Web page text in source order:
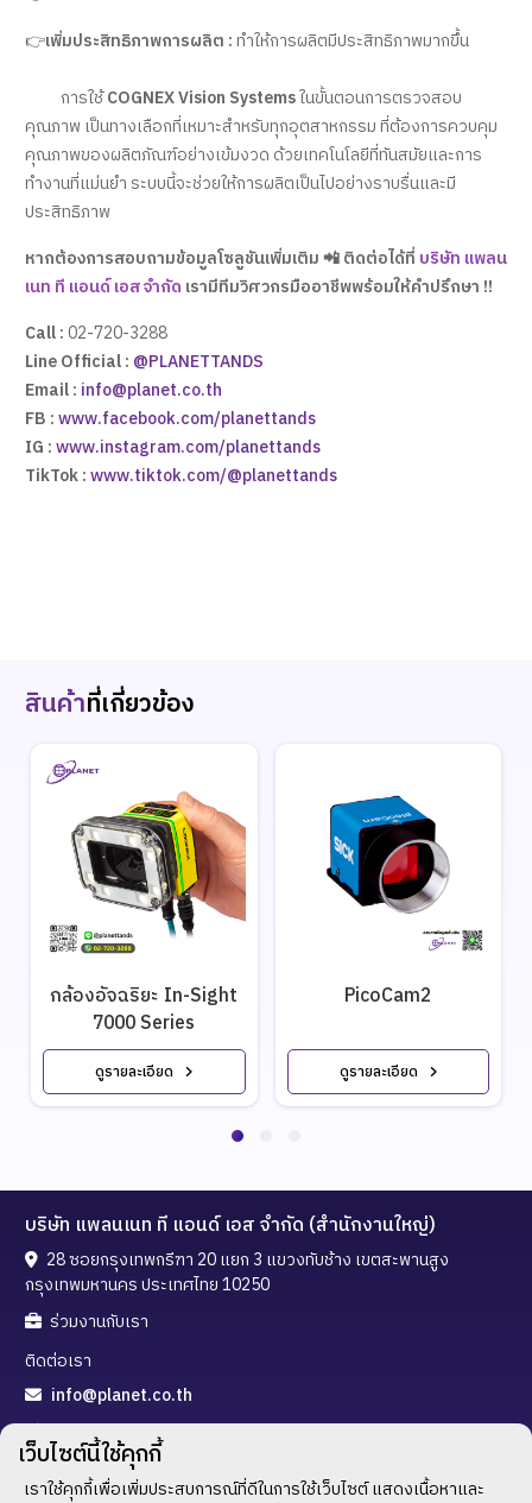
👉เพิ่มประสิทธิภาพการผลิต :ทำให้การผลิตมีประสิทธิภาพมากขึ้น
การใช้COGNEX Vision Systemsในขั้นตอนการตรวจสอบ
คุณภาพ เป็นทางเลือกที่เหมาะสำหรับทุกอุตสาหกรรม ที่ต้องการควบคุม
คุณภาพของผลิตภัณฑ์อย่างเข้มงวด ด้วยเทคโนโลยีที่ทันสมัยและการ
ทำงานที่แม่นยำ ระบบนี้จะช่วยให้การผลิตเป็นไปอย่างราบรื่นและมี
ประสิทธิภาพ
หากต้องการสอบถามข้อมูลโซลูชันเพิ่มเติม 📲 ติดต่อได้ที่ บริษัท แพลน
เนท ที แอนด์ เอส จำกัด เรามีทีมวิศวกรมืออาชีพพร้อมให้คำปรึกษา !!
Call :02-720-3288
Line Official : @PLANETTANDS
Email : info@planet.co.th
FB :www.facebook.com/planettands
IG :www.instagram.com/planettands
TikTok :www.tiktok.com/@planettands
สินค้าที่เกี่ยวข้อง
ดูรายละเอียด
กล้องอัจฉริยะ In-Sight
7000 Series
ดูรายละเอียด
PicoCam2
บริษัท แพลนเนท ที แอนด์ เอส จำกัด (สำนักงานใหญ่)
28 ซอยกรุงเทพกรีฑา 20 แยก 3 แขวงทับช้าง เขตสะพานสูง
กรุงเทพมหานคร ประเทศไทย 10250
ร่วมงานกับเรา
ติดต่อเรา
info@planet.co.th
02-720-3288
02-300-5323
เว็บไซต์นี้ใช้คุกกี้
เราใช้คุกกี้เพื่อเพิ่มประสบการณ์ที่ดีในการใช้เว็บไซต์ แสดงเนื้อหาและ